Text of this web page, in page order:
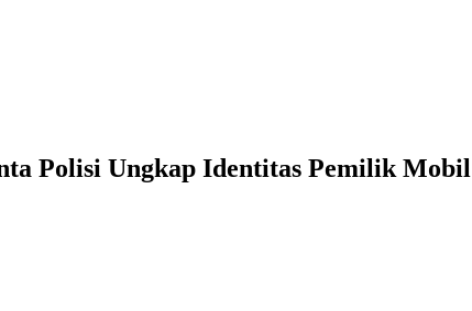
Polisi Ungkap Identitas Pemilik Mobil